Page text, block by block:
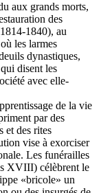
aux grands morts,
des
1840), au
les larmes
dynastiques,
disent les
avec elle-
de la vie
par des
et des rites
vise à exorciser
Les funérailles
XVIII) célèbrent le
«bricole» un